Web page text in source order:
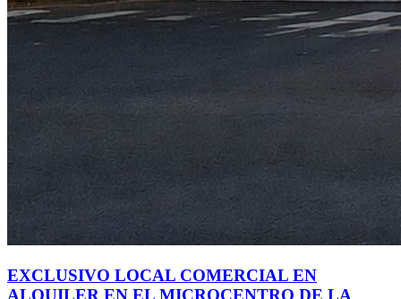
EXCLUSIVO LOCAL COMERCIAL EN
ALQUILER EN EL MICROCENTRO DE LA